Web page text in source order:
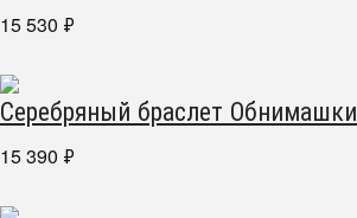
15 530 ₽
Серебряный браслет Обнимашки
15 390 ₽